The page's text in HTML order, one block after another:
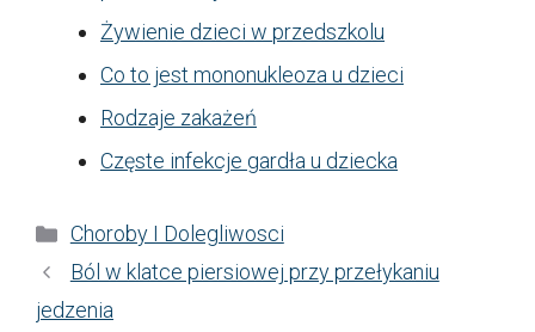
Żywienie dzieci w przedszkolu
Co to jest mononukleoza u dzieci
Rodzaje zakażeń
Częste infekcje gardła u dziecka
Kategorie
Choroby I Dolegliwosci
Ból w klatce piersiowej przy przełykaniu
jedzenia